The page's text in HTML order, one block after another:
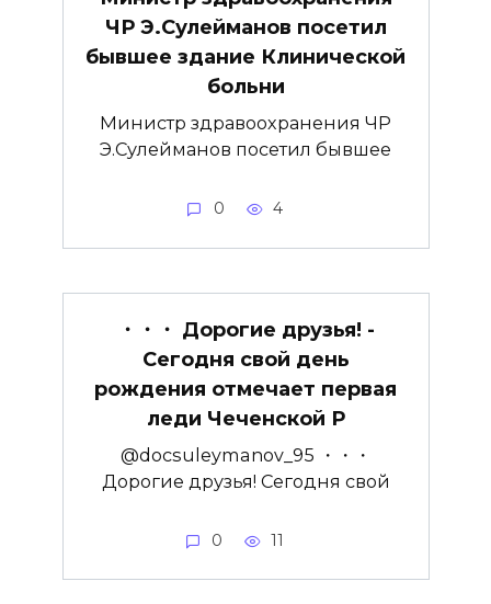
ЧР Э.Сулейманов посетил
бывшее здание Клинической
больни
Министр здравоохранения ЧР
Э.Сулейманов посетил бывшее
0 4
・・・ Дорогие друзья! ­
Сегодня свой день
рождения отмечает первая
леди Чеченской Р
@docsuleymanov_95 ・・・
Дорогие друзья! ­Сегодня свой
0 11